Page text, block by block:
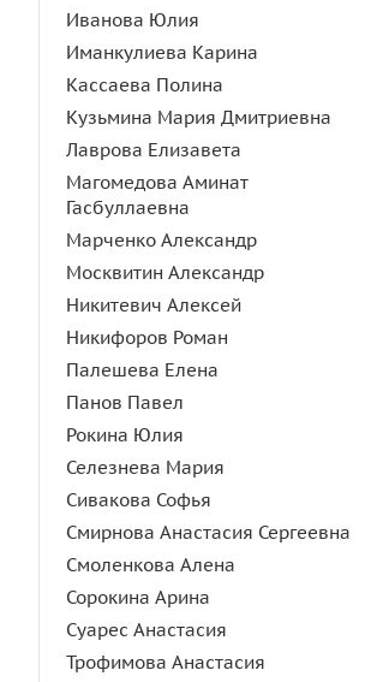
Иванова Юлия
Иманкулиева Карина
Кассаева Полина
Кузьмина Мария Дмитриевна
Лаврова Елизавета
Магомедова Аминат
Гасбуллаевна
Марченко Александр
Москвитин Александр
Никитевич Алексей
Никифоров Роман
Палешева Елена
Панов Павел
Рокина Юлия
Селезнева Мария
Сивакова Софья
Смирнова Анастасия Сергеевна
Смоленкова Алена
Сорокина Арина
Суарес Анастасия
Трофимова Анастасия